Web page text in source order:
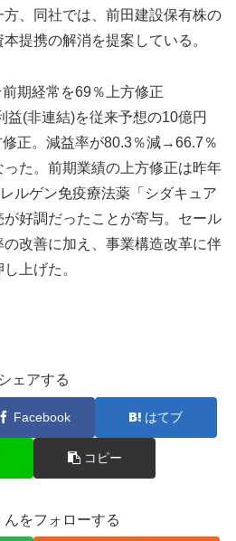
、同社では、前田建設保有株の
提携の解消を提案している。
経常を69％上方修正
(非連結)を従来予想の10億円
正。減益率が80.3％減→66.7％
た。前期業績の上方修正は昨年
ルゲン免疫療法薬「シダキュア
好調だったことが寄与。セール
改善に加え、事業構造改革に伴
上げた。
シェアする
Facebook はてブ
コピー
んをフォローする